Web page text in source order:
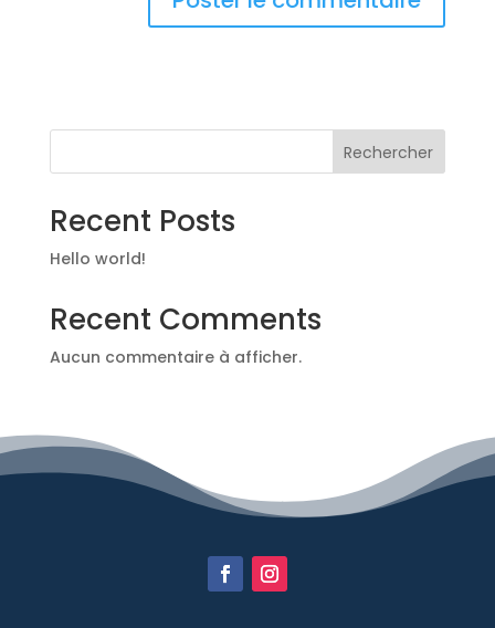
Rechercher
Recent Posts
Hello world!
Recent Comments
Aucun commentaire à afficher.